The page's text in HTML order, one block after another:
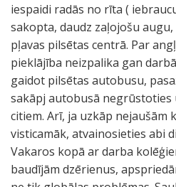
iespaidi radās no rīta (
sakopta, daudz zaļojošu
pļavas pilsētas centrā. Par
pieklājība neizpalika gan
gaidot pilsētas autobusu,
sakāpj autobusā negrūstoties
citiem. Arī, ja uzkāp nejaušām
visticamāk, atvainosieties abi
Vakaros kopā ar darba
baudījām dzērienus,